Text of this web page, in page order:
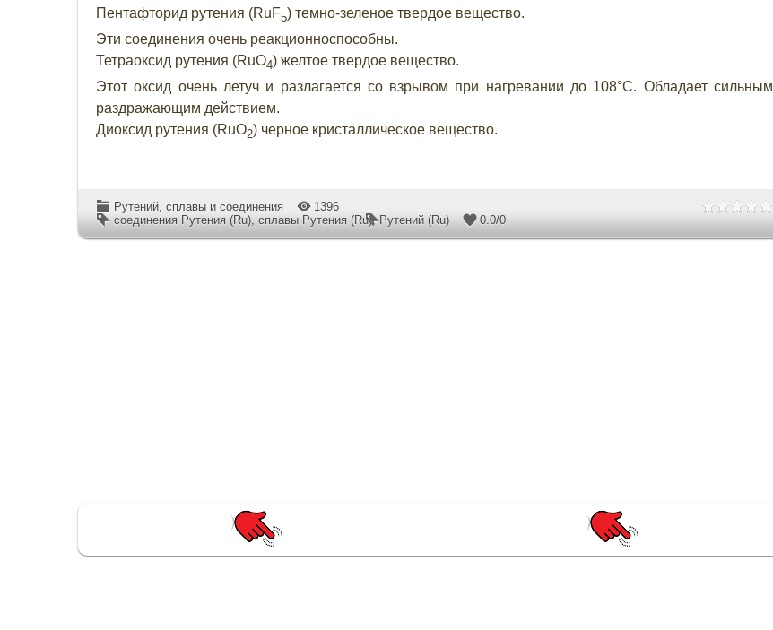
Пентафторид рутения (RuF5) темно-зеленое твердое вещество.
Эти соединения очень реакционноспособны.
Тетраоксид рутения (RuO4) желтое твердое вещество.
Этот оксид очень летуч и разлагается со взрывом при нагревании до 108°С. Обладает сильным
раздражающим действием.
Диоксид рутения (RuO2) черное кристаллическое вещество.
Рутений, сплавы и соединения
1396
соединения Рутения (Ru), сплавы Рутения (Ru),Рутений (Ru) 0.0/0